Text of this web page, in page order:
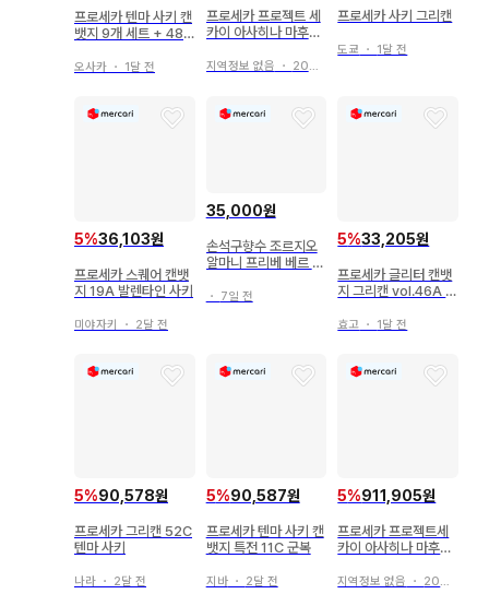
프로세카 텐마 사키 캔
뱃지 9개 세트 + 48C
오사카 ・ 1달 전
프로세카 프로젝트 세
카이 아사히나 마후유
지역정보 없음 ・ 20일 전
프로세카 사키 그리캔
도쿄 ・ 1달 전
5%36,103원
프로세카 스퀘어 캔뱃
지 19A 발렌타인 사키
미야자키 ・ 2달 전
35,000원
손석구향수 조르지오
알마니 프리베 베르 말
・ 7일 전
5%33,205원
프로세카 글리터 캔뱃
지 그리캔 vol.46A 텐
효고 ・ 1달 전
5%90,578원
프로세카 그리캔 52C
텐마 사키
나라 ・ 2달 전
5%90,587원
프로세카 텐마 사키 캔
뱃지 특전 11C 군복
지바・ 2달 전
5%911,905원
프로세카 프로젝트세
카이 아사히나 마후유
지역정보 없음 ・ 20일 전